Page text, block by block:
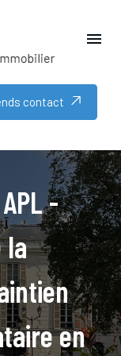
menu
contact
-
la
en